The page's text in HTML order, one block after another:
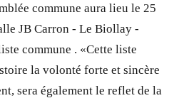
commune aura lieu le 25
JB Carron - Le Biollay -
commune . «Cette liste
la volonté forte et sincère
sera également le reflet de la